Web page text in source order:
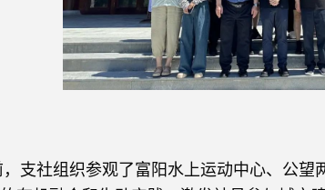
，支社组织参观了富阳水上运动中心、公